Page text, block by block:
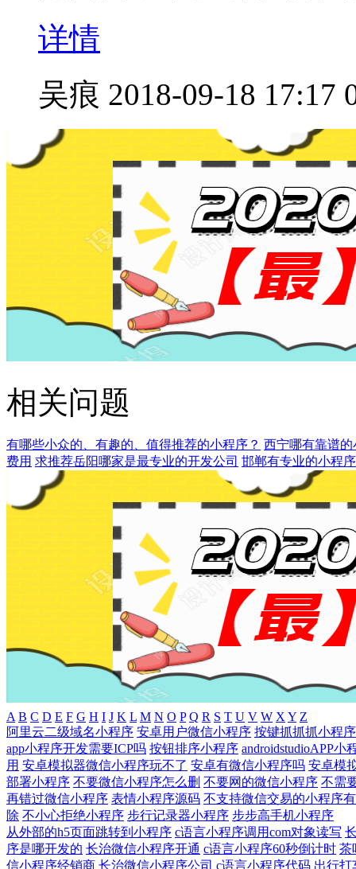
详情
吴痕 2018-09-18 17:17
相关问题
有哪些小众的、有趣的、值得推荐的小程序？ 西宁哪有靠谱
费用 求推荐岳阳哪家是最专业的开发公司 邯郸有专业的小程
A B C D E F G H I J K L M N O P Q R S T U V W X Y Z
阿里云二级域名小程序 安卓用户微信小程序 按键抓抓抓小程序
app小程序开发需要ICP吗 按钮排序小程序 androidstudioAPP小
用 安卓模拟器微信小程序玩不了 安卓有微信小程序吗 安卓模
部署小程序 不要微信小程序怎么删 不要网的微信小程序 不需
再错过微信小程序 表情小程序源码 不支持微信交易的小程序
除 不小心拒绝小程序 步行记录器小程序 步步高手机小程序
从外部的h5页面跳转到小程序 c语言小程序调用com对象读写
序是哪开发的 长治微信小程序开通 c语言小程序60秒倒计时 茶
信小程序经销商 长治微信小程序公司 c语言小程序代码 出行打